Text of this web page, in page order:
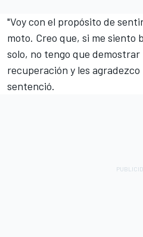
"Voy con el propósito de
moto. Creo que, si me siento
solo, no tengo que demostrar
recuperación y les
sentenció.